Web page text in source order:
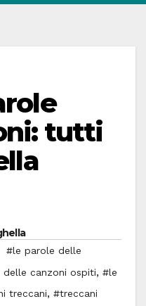
tutti
#le parole delle
canzoni ospiti, #le
treccani, #treccani